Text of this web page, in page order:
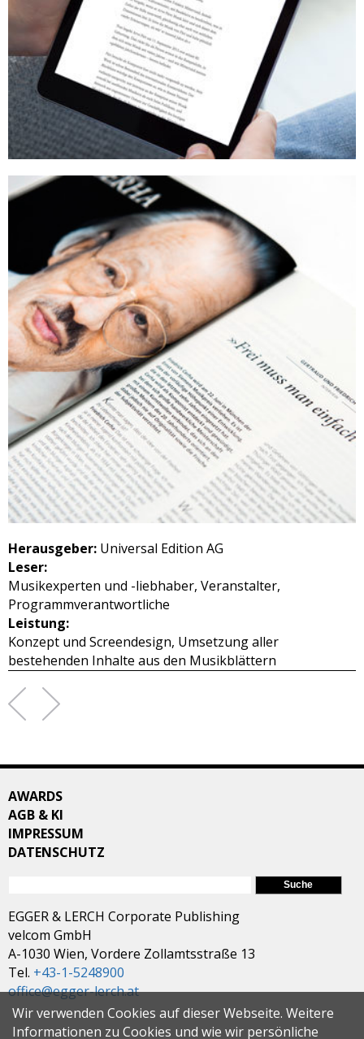
Herausgeber: Universal Edition AG
Leser:
Musikexperten und -liebhaber, Veranstalter,
Programmverantwortliche
Leistung:
Konzept und Screendesign, Umsetzung aller
bestehenden Inhalte aus den Musikblättern
AWARDS
AGB & KI
IMPRESSUM
DATENSCHUTZ
EGGER & LERCH Corporate Publishing
velcom GmbH
A-1030 Wien, Vordere Zollamtsstraße 13
Tel. +43-1-5248900
office@egger-lerch.at
Wir verwenden Cookies auf dieser Webseite. Weitere
Informationen zu Cookies und wie wir persönliche